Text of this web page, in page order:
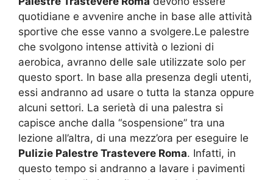
quotidiane e avvenire anche in base alle attività
sportive che esse vanno a svolgere.Le palestre
che svolgono intense attività o lezioni di
aerobica, avranno delle sale utilizzate solo per
questo sport. In base alla presenza degli utenti,
essi andranno ad usare o tutta la stanza oppure
alcuni settori. La serietà di una palestra si
capisce anche dalla “sospensione” tra una
lezione all’altra, di una mezz’ora per eseguire le
Pulizie Palestre Trastevere Roma. Infatti, in
questo tempo si andranno a lavare i pavimenti